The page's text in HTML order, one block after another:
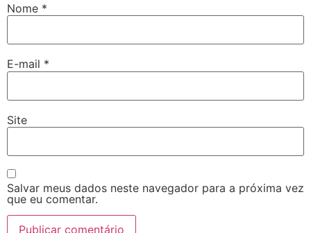
Nome *
E-mail *
Site
Salvar meus dados neste navegador para a próxima vez
que eu comentar.